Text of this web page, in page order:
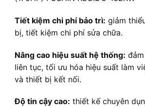
Tiết kiệm chi phí bảo trì: giảm
bị, tiết kiệm chi phí sửa chữa.
Nâng cao hiệu suất hệ thống:
liên tục, tối ưu hóa hiệu suất làm
và thiết bị kết nối.
Độ tin cậy cao: thiết kế chuyên